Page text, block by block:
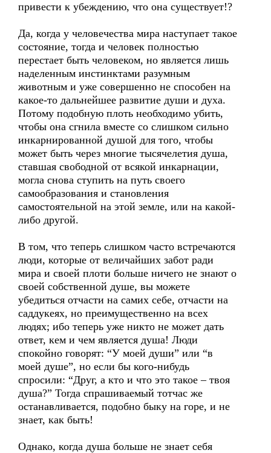
привести к убеждению, что она существует!?
Да, когда у человечества мира наступает такое
состояние, тогда и человек полностью
перестает быть человеком, но является лишь
наделенным инстинктами разумным
животным и уже совершенно не способен на
какое-то дальнейшее развитие души и духа.
Потому подобную плоть необходимо убить,
чтобы она сгнила вместе со слишком сильно
инкарнированной душой для того, чтобы
может быть через многие тысячелетия душа,
ставшая свободной от всякой инкарнации,
могла снова ступить на путь своего
самообразования и становления
самостоятельной на этой земле, или на какой-
либо другой.
В том, что теперь слишком часто встречаются
люди, которые от величайших забот ради
мира и своей плоти больше ничего не знают о
своей собственной душе, вы можете
убедиться отчасти на самих себе, отчасти на
саддукеях, но преимущественно на всех
людях; ибо теперь уже никто не может дать
ответ, кем и чем является душа! Люди
спокойно говорят: “У моей души” или “в
моей душе”, но если бы кого-нибудь
спросили: “Друг, а кто и что это такое – твоя
душа?” Тогда спрашиваемый тотчас же
останавливается, подобно быку на горе, и не
знает, как быть!
Однако, когда душа больше не знает себя